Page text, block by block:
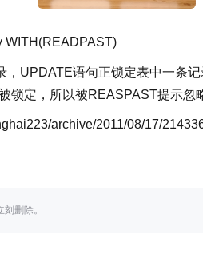
WITH (READPAST)
UPDATE语句正锁定表中一条
锁定，所以被REASPAST提示忽
archive/2011/08/17/
删除。